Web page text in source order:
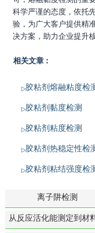
科学严谨的态度，依托
验，为广大客户提供精
决方案，助力企业提升
相关文章：
胶粘剂熔融粘度检
胶粘剂黏度检测
胶粘剂粘度检测
胶粘剂热稳定性检
胶粘剂粘结强度检
离子阱检测
从反应活化能测定到材